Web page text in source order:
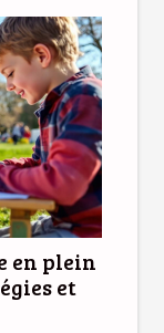
en plein
et